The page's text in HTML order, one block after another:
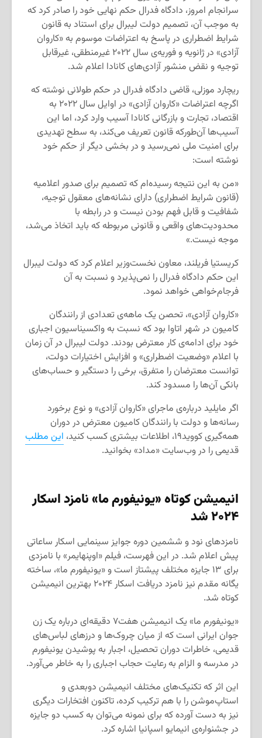
سرانجام امروز، دادگاه فدرال حکم نهایی خود را صادر کرد که
به موجب آن، تصمیم دولت لیبرال برای استناد به قانون
شرایط اضطراری در پاسخ به اعتراضات موسوم به «کاروان
آزادی» در ژانویه و فوریه‌ی سال ۲۰۲۲ غیرمنطقی، غیرقابل
توجیه و نقض منشور آزادی‌های کانادا اعلام شد.
ریچارد موزلی، قاضی دادگاه فدرال در حکم طولانی نوشته که
اگرچه اعتراضات «کاروان آزادی» در اوایل سال ۲۰۲۲ به
اقتصاد، تجارت و بازرگانی کانادا آسیب وارد کرد، اما این
آسیب‌ها آن‌طورکه قانون تعریف می‌کند، به سطح تهدیدی
برای امنیت ملی نمی‌رسید و در بخشی دیگر از حکم خود
نوشته است:
«من به این نتیجه رسیده‌ام که تصمیم برای صدور اعلامیه
(قانون شرایط اضطراری) دارای نشانه‌های معقول توجیه،
شفافیت و قابل فهم بودن نیست و در رابطه با
محدودیت‌های واقعی و قانونی مربوطه که باید اتخاذ می‌شد،
موجه نیست.»
کریستیا فریلند، معاون نخست‌وزیر اعلام کرد که دولت لیبرال
این حکم دادگاه فدرال را نمی‌پذیرد و نسبت به آن
فرجام‌خواهی خواهد نمود.
«کاروان آزادی»، تحصن یک ماهه‌ی تعدادی از رانندگان
کامیون در شهر اتاوا بود که نسبت به واکسیناسیون اجباری
خود برای ادامه‌ی کار معترض بودند. دولت لیبرال در آن زمان
با اعلام «وضعیت اضطراری» و افزایش اختیارات دولت،
توانست معترضان را متفرق، برخی را دستگیر و حساب‌های
بانکی آن‌ها را مسدود کند.
اگر مایلید درباره‌ی ماجرای «کاروان آزادی» و نوع برخورد
رسانه‌ها و دولت با رانندگان کامیون معترض در دوران
همه‌گیری کووید۱۹، اطلاعات بیشتری کسب کنید،
این مطلب
قدیمی را در وب‌سایت «مداد» بخوانید.
انیمیشن کوتاه «یونیفورم ما» نامزد اسکار
۲۰۲۴شد
نامزدهای نود و ششمین دوره جوایز سینمایی اسکار ساعاتی
پیش اعلام شد. در این فهرست، فیلم «اوپنهایمر» با نامزدی
برای ۱۳ جایزه مختلف پیشتاز است و «یونیفورم ما»، ساخته
یگانه مقدم نیز نامزد دریافت اسکار ۲۰۲۴ بهترین انیمیشن
کوتاه شد.
«یونیفورم ما» یک انیمیشن هفت۷ دقیقه‌ای درباره یک زن
جوان ایرانی است که از میان چروک‌ها و درزهای لباس‌های
قدیمی، خاطرات دوران تحصیل، اجبار به پوشیدن یونیفورم
در مدرسه و الزام به رعایت حجاب اجباری را به خاطر می‌آورد.
این اثر که تکنیک‌های مختلف انیمیشن دوبعدی و
استاپ‌موشن را با هم ترکیب کرده، تاکنون افتخارات دیگری
نیز به دست آورده که برای نمونه می‌توان به کسب دو جایزه
در جشنواره‌ی انیمایو اسپانیا اشاره کرد.